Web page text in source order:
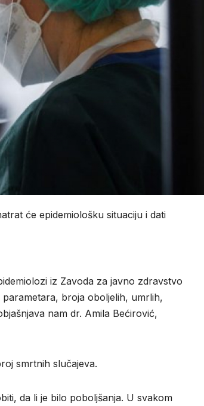
će epidemiološku situaciju i dati
iz Zavoda za javno zdravstvo
broja oboljelih, umrlih,
nam dr. Amila Bećirović,
smrtnih slučajeva.
da li je bilo poboljšanja. U svakom